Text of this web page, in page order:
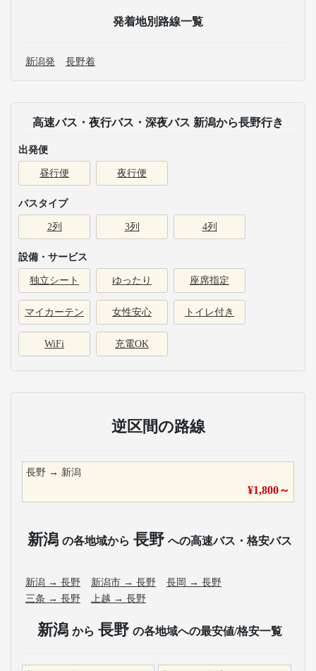
発着地別路線一覧
新潟発 長野着
高速バス・夜行バス・深夜バス 新潟から長野行き
出発便
昼行便 夜行便
バスタイプ
2列 3列 4列
設備・サービス
独立シート ゆったり 座席指定
マイカーテン 女性安心 トイレ付き
WiFi 充電OK
逆区間の路線
長野 → 新潟
¥1,800～
新潟 の各地域から 長野 への高速バス・格安バス
新潟 → 長野 新潟市 → 長野 長岡 → 長野
三条 → 長野 上越 → 長野
新潟 から 長野 の各地域への最安値/格安一覧